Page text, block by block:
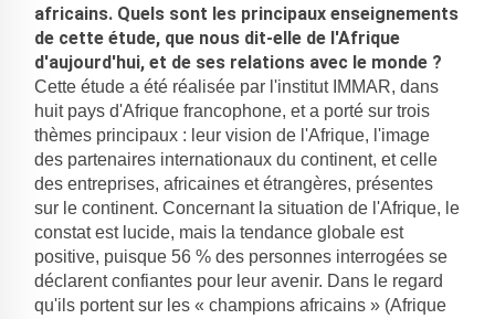
africains. Quels sont les principaux enseignements
de cette étude, que nous dit-elle de l'Afrique
d'aujourd'hui, et de ses relations avec le monde ?
Cette étude a été réalisée par l'institut IMMAR, dans
huit pays d'Afrique francophone, et a porté sur trois
thèmes principaux : leur vision de l'Afrique, l'image
des partenaires internationaux du continent, et celle
des entreprises, africaines et étrangères, présentes
sur le continent. Concernant la situation de l'Afrique, le
constat est lucide, mais la tendance globale est
positive, puisque 56 % des personnes interrogées se
déclarent confiantes pour leur avenir. Dans le regard
qu'ils portent sur les « champions africains » (Afrique